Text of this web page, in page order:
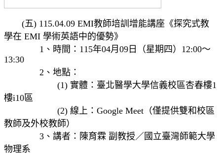
(五) 115.04.09 EMI教師培訓增能講座《探究式教
學在 EMI 學術英語中的優勢》
1、時間：115年04月09日（星期四）12:00～
13:30
2、地點：
(1) 實體：臺北醫學大學信義校區杏春樓1
樓i10區
(2) 線上：Google Meet（僅提供雙和校區
教師及外校教師）
3、講者：陳育霖 副教授／國立臺灣師範大學
物理系